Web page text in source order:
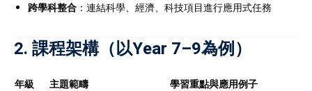
跨學科整合 ：連結科學、經濟、科技項目進行應用式任務
2. 課程架構（以Year 7–9為例）
年級 主題範疇
學習重點與應用例子